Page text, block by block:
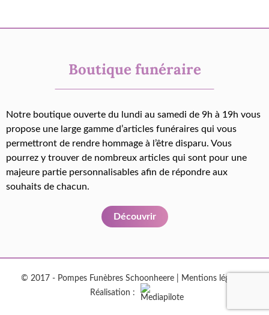
Boutique funéraire
Notre boutique ouverte du lundi au samedi de 9h à 19h vous
propose une large gamme d’articles funéraires qui vous
permettront de rendre hommage à l’être disparu. Vous
pourrez y trouver de nombreux articles qui sont pour une
majeure partie personnalisables afin de répondre aux
souhaits de chacun.
Découvrir
© 2017 - Pompes Funèbres Schoonheere | Mentions légales
Réalisation :